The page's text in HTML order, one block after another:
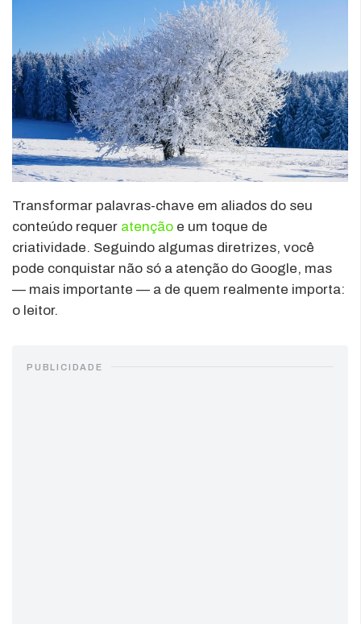
Transformar palavras-chave em aliados do seu
conteúdo requer atenção e um toque de
criatividade. Seguindo algumas diretrizes, você
pode conquistar não só a atenção do Google, mas
— mais importante — a de quem realmente importa:
o leitor.
PUBLICIDADE